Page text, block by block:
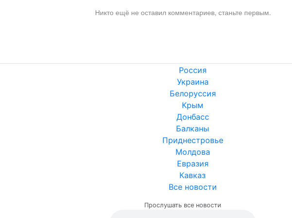
Никто ещё не оставил комментариев, станьте первым.
Россия
Украина
Белоруссия
Крым
Донбасс
Балканы
Приднестровье
Молдова
Евразия
Кавказ
Все новости
Прослушать все новости